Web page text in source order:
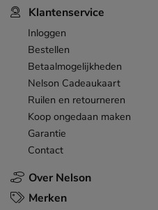
Over Nelson
Klantenservice
Inloggen
Bestellen
Betaalmogelijkheden
Nelson Cadeaukaart
Ruilen en retourneren
Koop ongedaan maken
Garantie
Contact
Merken